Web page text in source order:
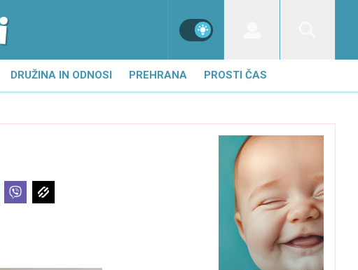
DRUŽINA IN ODNOSI PREHRANA PROSTI ČAS